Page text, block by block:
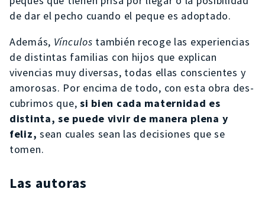
de dar el pecho cuando el peque es adoptado.
Además, Vínculos también recoge las experiencias
de distintas familias con hijos que explican
vivencias muy diversas, todas ellas conscientes y
amorosas. Por encima de todo, con esta obra des-
cubrimos que,si bien cada maternidad es
distinta, se puede vivir de manera plena y
feliz, sean cuales sean las decisiones que se
tomen.
Las autoras